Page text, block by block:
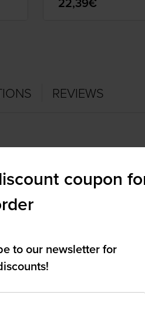
REVIEWS
coupon
to our newsletter for